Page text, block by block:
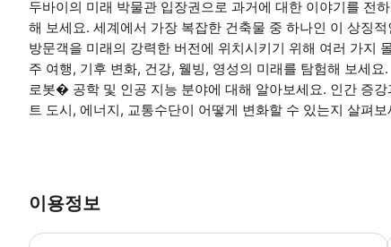
두바이의 미래 박물관 입장권으로 과거에 대한 이야기를 전
해 보세요. 세계에서 가장 복잡한 건축물 중 하나인 이 상징
방문객을 미래의 강력한 버전에 위치시키기 위해 여러 가지
주 여행, 기후 변화, 건강, 웰빙, 영성의 미래를 탐험해 보세요.
로봇� 공학 및 인공 지능 분야에 대해 알아보세요. 인간 증
트 도시, 에너지, 교통수단이 어떻게 변화할 수 있는지 살펴보
이용정보